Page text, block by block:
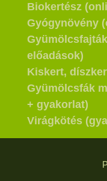
Biokertész
Gyógynövény
előadások)
Kiskert,
Gyümölcsfák
+ gyakorlat)
Virágkötés